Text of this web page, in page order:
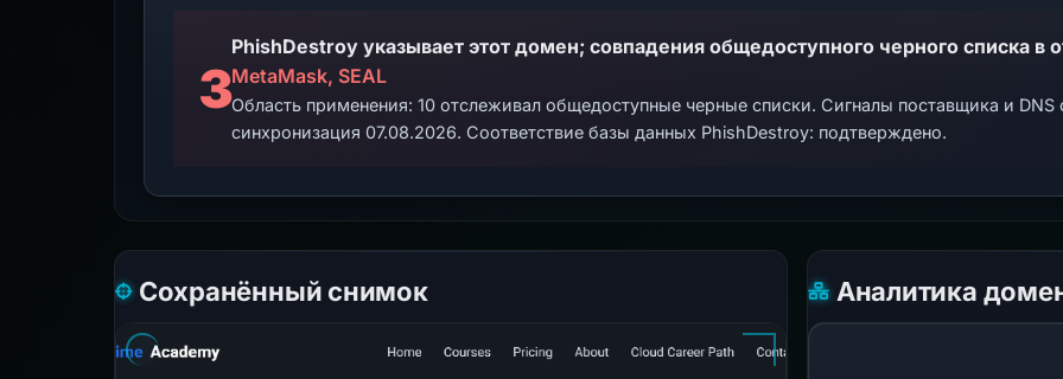
3MetaMask, SEAL
Область применения: 10 отслеживал общедоступные черные списки. Сигналы поставщика и
синхронизация 07.08.2026. Соответствие базы данных PhishDestroy: подтверждено.
Сохранённый снимок Аналитика